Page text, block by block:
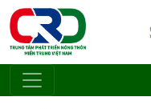
Skip to main content